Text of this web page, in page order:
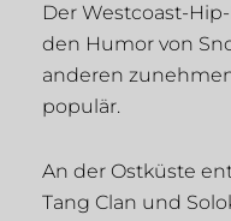
Der Westcoast-
den Humor von
anderen
populär.
An der Ostküste
Tang Clan und